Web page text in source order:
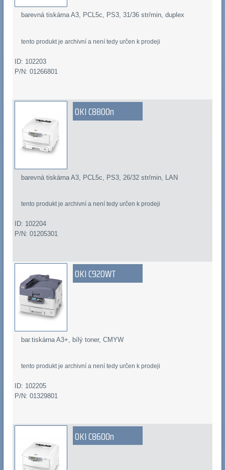
barevná tiskárna A3, PCL5c, PS3, 31/36 str/min, duplex
tento produkt je archivní a není tedy určen k prodeji
ID: 102203
P/N: 01266801
OKI C8800n
barevná tiskárna A3, PCL5c, PS3, 26/32 str/min, LAN
tento produkt je archivní a není tedy určen k prodeji
ID: 102204
P/N: 01205301
OKI C920WT
bar.tiskárna A3+, bílý toner, CMYW
tento produkt je archivní a není tedy určen k prodeji
ID: 102205
P/N: 01329801
OKI C8600n